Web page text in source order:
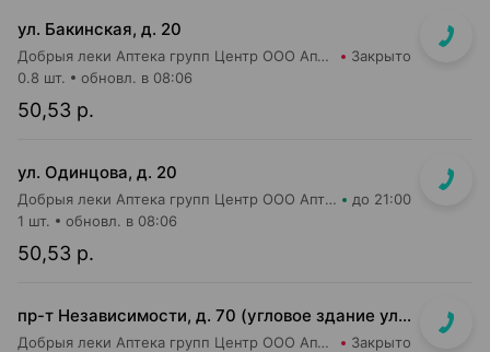
ул. Бакинская, д. 20
Добрыя леки Аптека групп Центр ООО Аптека №84 Закрыто
50,53 р.
0.8 шт. обновл. в 08:06
ул. Одинцова, д. 20
Добрыя леки Аптека групп Центр ООО Аптека №75 до 21:00
50,53 р.
1 шт. обновл. в 08:06
пр-т Независимости, д. 70 (угловое здание ул. Сурганова, д. 17)
Добрыя леки Аптека групп Центр ООО Аптека №26 Закрыто